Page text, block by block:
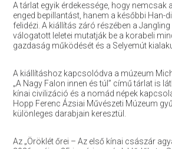
A tárlat egyik érdekessége, hogy nemcsak
enged bepillantást, hanem a későbbi Han-
felidézi. A kiállítás záró részében a
válogatott leletei mutatják be a korabeli
gazdaság működését és a Selyemút
A kiállításhoz kapcsolódva a múzeum
„A Nagy Falon innen és túl” című tárlat is
kínai civilizáció és a nomád népek
Hopp Ferenc Ázsiai Művészeti Múzeum
különleges darabjain keresztül.
Az „Öröklét őrei – Az első kínai császár